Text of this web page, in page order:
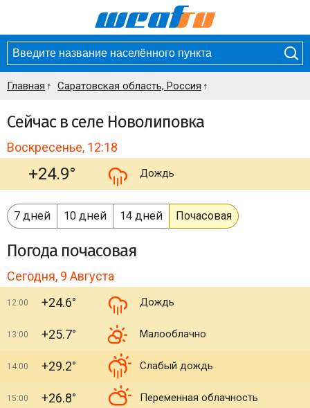
Главная Саратовская область, Россия
Сейчас в селе Новолиповка
Воскресенье, 12:18
+24.9° Дождь
7 дней 10 дней 14 дней Почасовая
Погода почасовая
Сегодня, 9 Августа
12:00 +24.6° Дождь
13:00 +25.7° Малооблачно
14:00 +29.2° Слабый дождь
15:00 +26.8° Переменная облачность